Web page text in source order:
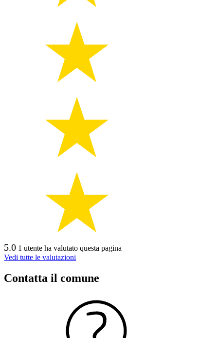
5.0 1 utente ha valutato questa pagina
Vedi tutte le valutazioni
Contatta il comune